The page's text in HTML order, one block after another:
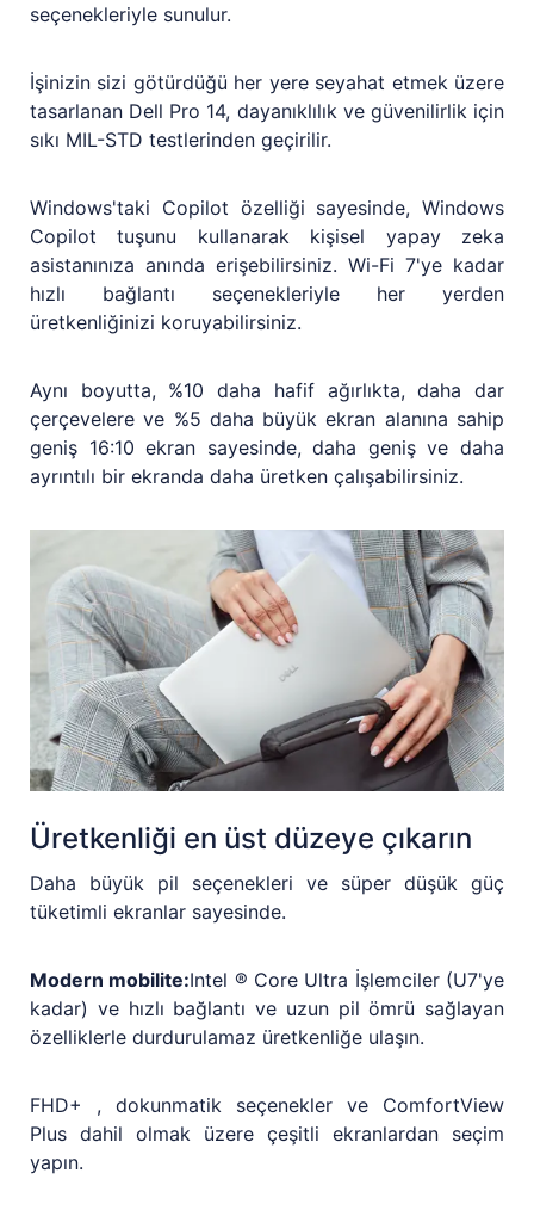
seçenekleriyle sunulur.
İşinizin sizi götürdüğü her yere seyahat etmek üzere
tasarlanan Dell Pro 14, dayanıklılık ve güvenilirlik için
sıkı MIL-STD testlerinden geçirilir.
Windows'taki Copilot özelliği sayesinde, Windows
Copilot tuşunu kullanarak kişisel yapay zeka
asistanınıza anında erişebilirsiniz. Wi-Fi 7'ye kadar
hızlı bağlantı seçenekleriyle her yerden
üretkenliğinizi koruyabilirsiniz.
Aynı boyutta, %10 daha hafif ağırlıkta, daha dar
çerçevelere ve %5 daha büyük ekran alanına sahip
geniş 16:10 ekran sayesinde, daha geniş ve daha
ayrıntılı bir ekranda daha üretken çalışabilirsiniz.
Üretkenliği en üst düzeye çıkarın
Daha büyük pil seçenekleri ve süper düşük güç
tüketimli ekranlar sayesinde.
Modern mobilite:Intel ® Core Ultra İşlemciler (U7'ye
kadar) ve hızlı bağlantı ve uzun pil ömrü sağlayan
özelliklerle durdurulamaz üretkenliğe ulaşın.
FHD+ , dokunmatik seçenekler ve ComfortView
Plus dahil olmak üzere çeşitli ekranlardan seçim
yapın.